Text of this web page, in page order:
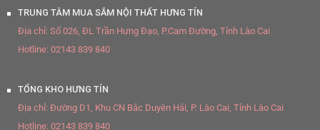
TRUNG TÂM MUA SẮM NỘI THẤT HƯNG TÍN
Địa chỉ: Số 026, ĐL Trần Hưng Đạo, P.Cam Đường, Tỉnh Lào Cai
Hotline: 02143 839 840
TỔNG KHO HƯNG TÍN
Địa chỉ: Đường D1, Khu CN Bắc Duyên Hải, P. Lào Cai, Tỉnh Lào Cai
Hotline: 02143 839 840